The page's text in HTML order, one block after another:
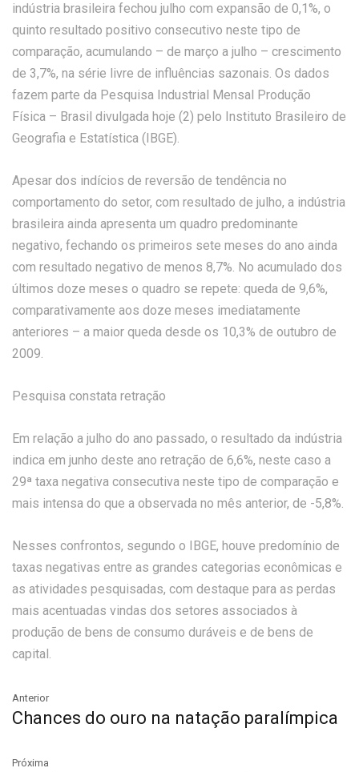
indústria brasileira fechou julho com expansão de 0,1%, o
quinto resultado positivo consecutivo neste tipo de
comparação, acumulando – de março a julho – crescimento
de 3,7%, na série livre de influências sazonais. Os dados
fazem parte da Pesquisa Industrial Mensal Produção
Física – Brasil divulgada hoje (2) pelo Instituto Brasileiro de
Geografia e Estatística (IBGE).
Apesar dos indícios de reversão de tendência no
comportamento do setor, com resultado de julho, a indústria
brasileira ainda apresenta um quadro predominante
negativo, fechando os primeiros sete meses do ano ainda
com resultado negativo de menos 8,7%. No acumulado dos
últimos doze meses o quadro se repete: queda de 9,6%,
comparativamente aos doze meses imediatamente
anteriores – a maior queda desde os 10,3% de outubro de
2009.
Pesquisa constata retração
Em relação a julho do ano passado, o resultado da indústria
indica em junho deste ano retração de 6,6%, neste caso a
29ª taxa negativa consecutiva neste tipo de comparação e
mais intensa do que a observada no mês anterior, de -5,8%.
Nesses confrontos, segundo o IBGE, houve predomínio de
taxas negativas entre as grandes categorias econômicas e
as atividades pesquisadas, com destaque para as perdas
mais acentuadas vindas dos setores associados à
produção de bens de consumo duráveis e de bens de
capital.
Anterior
Chances do ouro na natação paralímpica
Próxima